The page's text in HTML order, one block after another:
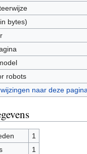
bytes)
robots
naar deze
1
1